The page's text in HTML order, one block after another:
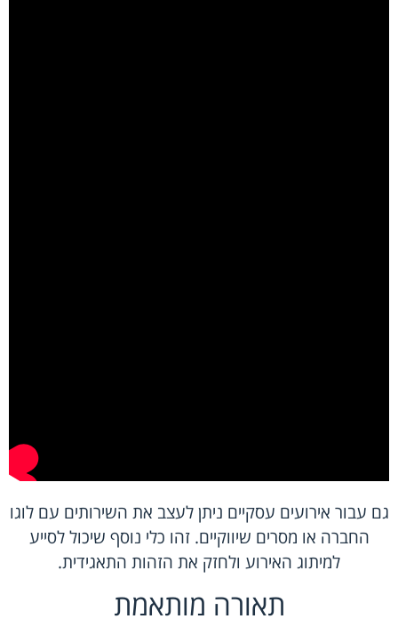
גם עבור אירועים עסקיים ניתן לעצב את השירותים עם לוגו
החברה או מסרים שיווקיים. זהו כלי נוסף שיכול לסייע
למיתוג האירוע ולחזק את הזהות התאגידית.
תאורה מותאמת